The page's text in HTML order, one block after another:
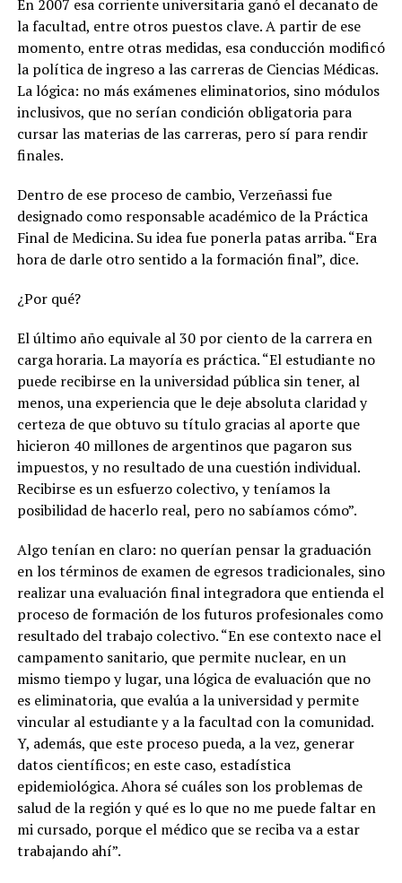
En 2007 esa corriente universitaria ganó el decanato de
la facultad, entre otros puestos clave. A partir de ese
momento, entre otras medidas, esa conducción modificó
la política de ingreso a las carreras de Ciencias Médicas.
La lógica: no más exámenes eliminatorios, sino módulos
inclusivos, que no serían condición obligatoria para
cursar las materias de las carreras, pero sí para rendir
finales.
Dentro de ese proceso de cambio, Verzeñassi fue
designado como responsable académico de la Práctica
Final de Medicina. Su idea fue ponerla patas arriba. “Era
hora de darle otro sentido a la formación final”, dice.
¿Por qué?
El último año equivale al 30 por ciento de la carrera en
carga horaria. La mayoría es práctica. “El estudiante no
puede recibirse en la universidad pública sin tener, al
menos, una experiencia que le deje absoluta claridad y
certeza de que obtuvo su título gracias al aporte que
hicieron 40 millones de argentinos que pagaron sus
impuestos, y no resultado de una cuestión individual.
Recibirse es un esfuerzo colectivo, y teníamos la
posibilidad de hacerlo real, pero no sabíamos cómo”.
Algo tenían en claro: no querían pensar la graduación
en los términos de examen de egresos tradicionales, sino
realizar una evaluación final integradora que entienda el
proceso de formación de los futuros profesionales como
resultado del trabajo colectivo. “En ese contexto nace el
campamento sanitario, que permite nuclear, en un
mismo tiempo y lugar, una lógica de evaluación que no
es eliminatoria, que evalúa a la universidad y permite
vincular al estudiante y a la facultad con la comunidad.
Y, además, que este proceso pueda, a la vez, generar
datos científicos; en este caso, estadística
epidemiológica. Ahora sé cuáles son los problemas de
salud de la región y qué es lo que no me puede faltar en
mi cursado, porque el médico que se reciba va a estar
trabajando ahí”.